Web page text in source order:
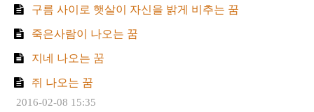
구름 사이로 햇살이 자신을 밝게 비추는 꿈
죽은사람이 나오는 꿈
지네 나오는 꿈
쥐 나오는 꿈
2016-02-08 15:35